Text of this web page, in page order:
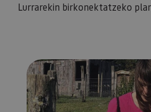
Lurrarekin birkonektatzeko